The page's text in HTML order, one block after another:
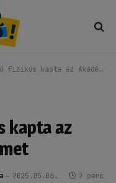
kapta az Akadémiai Aranyérmet
kapta az
2025.05.06. 2 perc